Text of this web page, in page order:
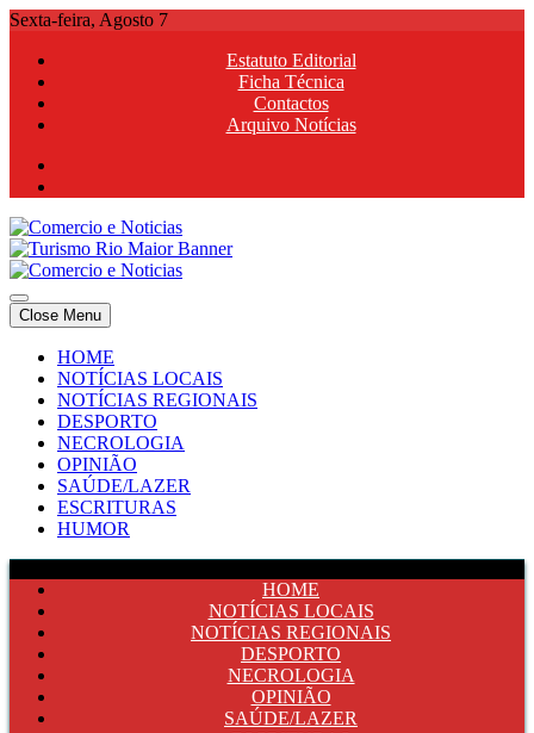
Skip
content
Sexta-feira, Agosto 7
Estatuto Editorial
Ficha Técnica
Contactos
Arquivo Notícias
Comercio e Noticias
Notícias e Publicidade Online
Comercio e Noticias
Notícias e Publicidade Online
Close Menu
HOME
NOTÍCIAS LOCAIS
NOTÍCIAS REGIONAIS
DESPORTO
NECROLOGIA
OPINIÃO
SAÚDE/LAZER
ESCRITURAS
HUMOR
HOME
NOTÍCIAS LOCAIS
NOTÍCIAS REGIONAIS
DESPORTO
NECROLOGIA
OPINIÃO
SAÚDE/LAZER